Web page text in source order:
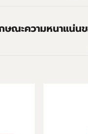
ะความหนาแน่น